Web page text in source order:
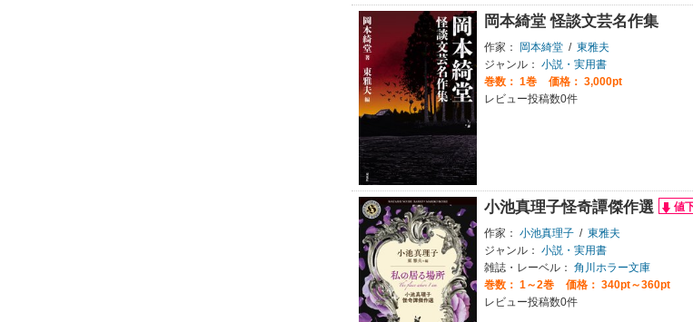
岡本綺堂 怪談文芸名作集
作家： 岡本綺堂 / 東雅夫
ジャンル： 小説・実用書
巻数： 1巻
価格： 3,000pt
レビュー投稿数0件
小池真理子怪奇譚傑作選
作家： 小池真理子 / 東雅夫
ジャンル： 小説・実用書
雑誌・レーベル： 角川ホラー文庫
巻数： 1～2巻
価格： 340pt～360pt
レビュー投稿数0件